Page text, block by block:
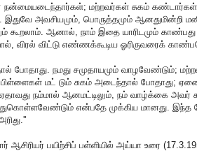
நன்மையடைந்தார்கள்; மற்றவர்கள் சுகம்
இதுவே அவசியமும், பொருத்தமும் ஆனதுமின்றி
கூறலாம். ஆனால், நாம் இதை யாரிடமும் காண்பது
விரல் விட்டு எண்ணக்கூடிய ஓரிருவரைக்
போதாது. நமது சமுதாயமும் வாழவேண்டும்;
மட் டும் சுகம் அடைந்தால் போதாது;
நம்மால் ஆனமட்டிலும், நம் வாழ்க்கை அவர்
என்பதே முக்கிய மானது.
ஆசிரியர் பயிற்சிப் பள்ளியில் அய்யா உரை